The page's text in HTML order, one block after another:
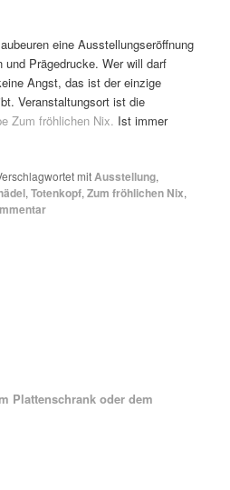
eine Ausstellungseröffnung
und Prägedrucke. Wer will darf
Angst, das ist der einzige
Veranstaltungsort ist die
Zum fröhlichen Nix. Ist immer
mitAusstellung,
,Totenkopf,Zum fröhlichen Nix,
Plattenschrank oder dem